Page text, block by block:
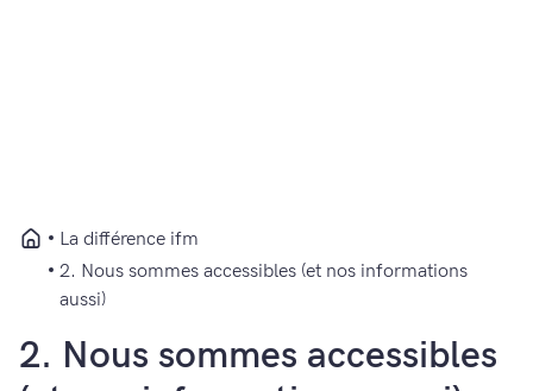
2. Nous sommes accessibles
La différence ifm
2. Nous sommes accessibles (et nos informations
aussi)